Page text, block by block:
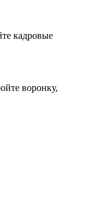
кадровые
воронку,